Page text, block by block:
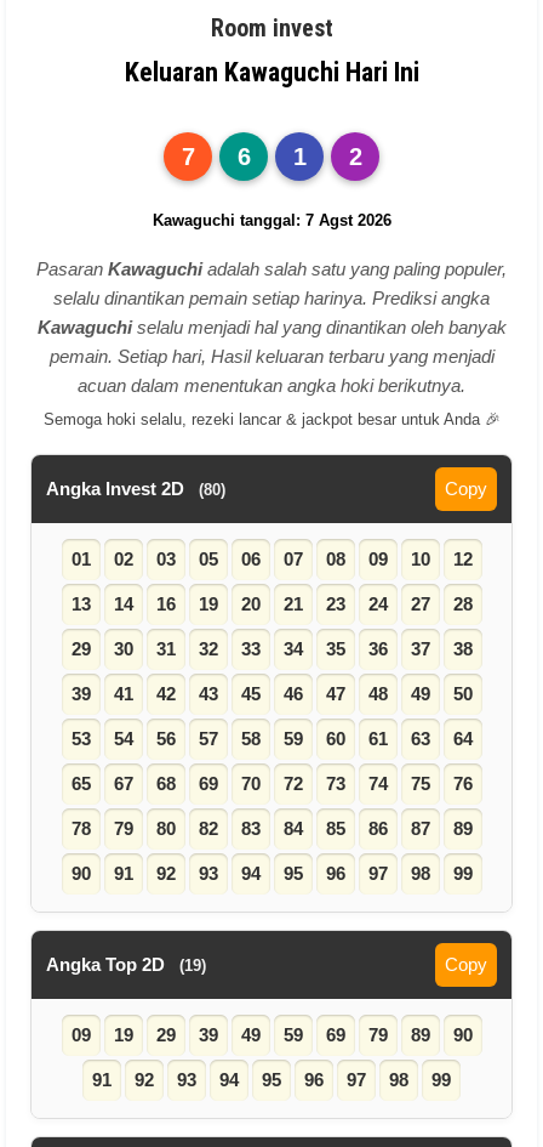
Room invest
Keluaran Kawaguchi Hari Ini
7 6 1 2
Kawaguchi tanggal: 7 Agst 2026
Pasaran Kawaguchiadalah salah satu yang paling populer,
selalu dinantikan pemain setiap harinya. Prediksi angka
Kawaguchiselalu menjadi hal yang dinantikan oleh banyak
pemain. Setiap hari, Hasil keluaran terbaru yang menjadi
acuan dalam menentukan angka hoki berikutnya.
Semoga hoki selalu, rezeki lancar & jackpot besar untuk Anda 🎉
Angka Invest 2D (80) Copy
01 02 03 05 06 07 08 09 10 12
13 14 16 19 20 21 23 24 27 28
29 30 31 32 33 34 35 36 37 38
39 41 42 43 45 46 47 48 49 50
53 54 56 57 58 59 60 61 63 64
65 67 68 69 70 72 73 74 75 76
78 79 80 82 83 84 85 86 87 89
90 91 92 93 94 95 96 97 98 99
Angka Top 2D (19) Copy
09 19 29 39 49 59 69 79 89 90
91 92 93 94 95 96 97 98 99